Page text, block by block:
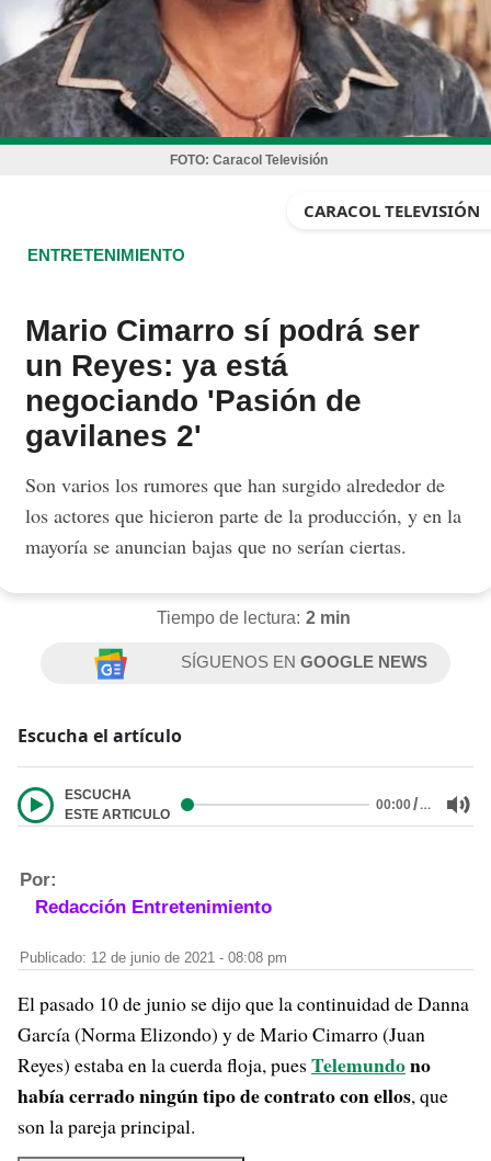
FOTO: Caracol Televisión
CARACOL TELEVISIÓN
ENTRETENIMIENTO
Mario Cimarro sí podrá ser
un Reyes: ya está
negociando 'Pasión de
gavilanes 2'
Son varios los rumores que han surgido alrededor de
los actores que hicieron parte de la producción, y en la
mayoría se anuncian bajas que no serían ciertas.
Tiempo de lectura: 2 min
SÍGUENOS ENGOOGLE NEWS
Escucha el artículo
ESCUCHA
ESTE ARTICULO
00:00/…
Por:
Redacción Entretenimiento
Publicado: 12 de junio de 2021 - 08:08 pm
El pasado 10 de junio se dijo que la continuidad de Danna
García (Norma Elizondo) y de Mario Cimarro (Juan
Reyes) estaba en la cuerda floja, pues Telemundono
había cerrado ningún tipo de contrato con ellos, que
son la pareja principal.